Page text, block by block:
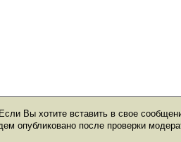
Вы хотите вставить в свое
опубликовано после проверки